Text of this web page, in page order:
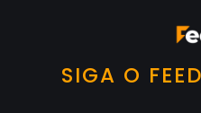
SIGA O